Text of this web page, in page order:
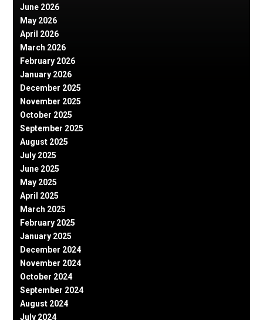
June 2026
May 2026
April 2026
March 2026
February 2026
January 2026
December 2025
November 2025
October 2025
September 2025
August 2025
July 2025
June 2025
May 2025
April 2025
March 2025
February 2025
January 2025
December 2024
November 2024
October 2024
September 2024
August 2024
July 2024